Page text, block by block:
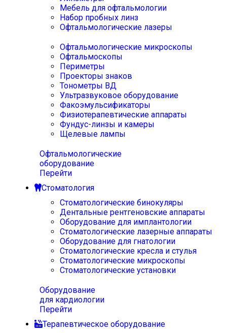
Мебель для офтальмологии
Набор пробных линз
Офтальмологические лазеры
Офтальмологические микроскопы
Офтальмоскопы
Периметры
Проекторы знаков
Тонометры ВД
Ультразвуковое оборудование
Факоэмульсификаторы
Физиотерапевтические аппараты
Фундус-линзы и камеры
Щелевые лампы
Офтальмологические
оборудование
Перейти
Стоматология
Стоматологические бинокуляры
Дентальные рентгеновские аппараты
Оборудование для имплантологии
Стоматологические лазерные аппараты
Оборудование для гнатологии
Стоматологические кресла и стулья
Стоматологические микроскопы
Стоматологические установки
Оборудование
для кардиологии
Перейти
Терапевтическое оборудование